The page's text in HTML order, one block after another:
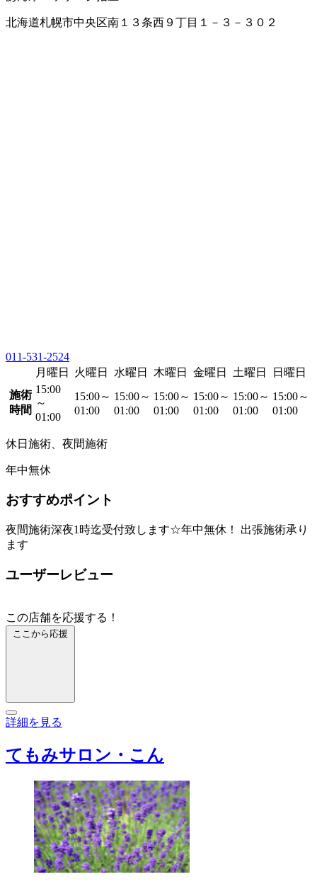
北海道札幌市中央区南１３条西９丁目１－３－３０２
011-531-2524
月曜日
火曜日 水曜日 木曜日 金曜日 土曜日
日曜日
施術
時間
15:00
～
01:00
15:00～
01:00
15:00～
01:00
15:00～
01:00
15:00～
01:00
15:00～
01:00
15:00～
01:00
休日施術、夜間施術
年中無休
おすすめポイント
夜間施術深夜1時迄受付致します☆年中無休！ 出張施術承り
ます
ユーザーレビュー
この店舗を応援する！
ここから応援
詳細を見る
てもみサロン・こん